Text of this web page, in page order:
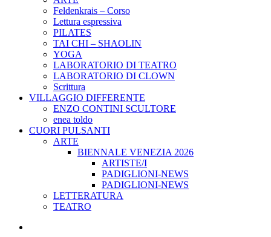
Feldenkrais – Corso
Lettura espressiva
PILATES
TAI CHI – SHAOLIN
YOGA
LABORATORIO DI TEATRO
LABORATORIO DI CLOWN
Scrittura
VILLAGGIO DIFFERENTE
ENZO CONTINI SCULTORE
enea toldo
CUORI PULSANTI
ARTE
BIENNALE VENEZIA 2026
ARTISTE/I
PADIGLIONI-NEWS
PADIGLIONI-NEWS
LETTERATURA
TEATRO